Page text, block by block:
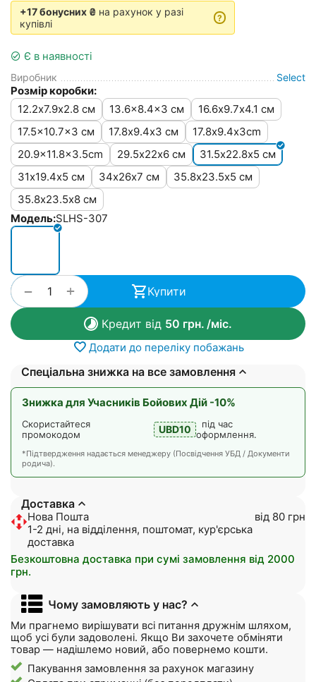
+17 бонусних ₴ на рахунок у разі
купівлі
?
Є в наявності
Виробник Select
Розмір коробки:
12.2х7.9х2.8 см
13.6x8.4x3 см
16.6х9.7х4.1 см
17.5x10.7x3 см
17.8х9.4х3 см
17.8х9.4х3cm
20.9x11.8x3.5cm
29.5х22х6 см
31.5х22.8х5 см
31х19.4х5 см
34х26х7 см
35.8х23.5х5 см
35.8х23.5х8 см
Модель:SLHS-307
+
− Купити
Кредит від 50 грн. /міс.
Додати до переліку побажань
Спеціальна знижка на все замовлення
Знижка для Учасників Бойових Дій -10%
Скористайтеся
промокодом
UBD10
під час
оформлення.
*Підтвердження надається менеджеру (Посвідчення УБД / Документи
родича).
Доставка
Нова Пошта
1-2 дні, на відділення, поштомат, кур'єрська
доставка
від 80 грн
Безкоштовна доставка при сумі замовлення від 2000
грн.
Чому замовляють у нас?
Ми прагнемо вирішувати всі питання дружнім шляхом,
щоб усі були задоволені. Якщо Ви захочете обміняти
товар — надішлемо новий, або повернемо кошти.
Пакування замовлення за рахунок магазину